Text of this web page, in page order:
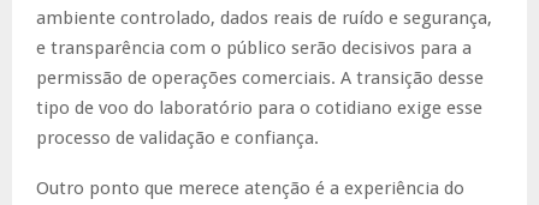
ambiente controlado, dados reais de ruído e segurança,
e transparência com o público serão decisivos para a
permissão de operações comerciais. A transição desse
tipo de voo do laboratório para o cotidiano exige esse
processo de validação e confiança.
Outro ponto que merece atenção é a experiência do